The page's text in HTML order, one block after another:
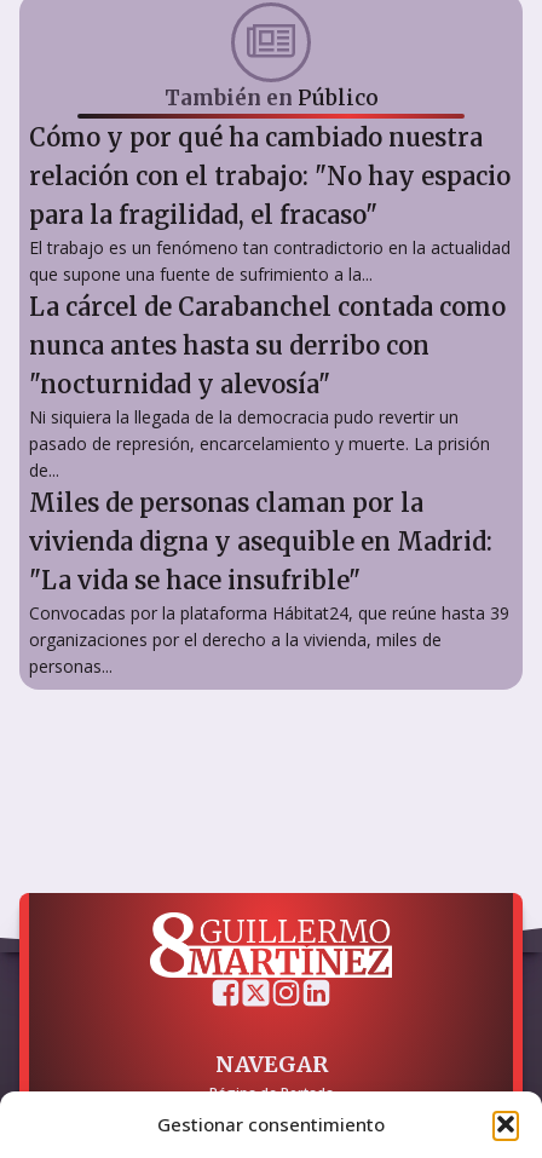
Gestionar consentimiento
También en Público
Cómo y por qué ha cambiado nuestra
relación con el trabajo: "No hay espacio
para la fragilidad, el fracaso"
El trabajo es un fenómeno tan contradictorio en la actualidad
que supone una fuente de sufrimiento a la...
La cárcel de Carabanchel contada como
nunca antes hasta su derribo con
"nocturnidad y alevosía"
Ni siquiera la llegada de la democracia pudo revertir un
pasado de represión, encarcelamiento y muerte. La prisión
de...
Miles de personas claman por la
vivienda digna y asequible en Madrid:
"La vida se hace insufrible"
Convocadas por la plataforma Hábitat24, que reúne hasta 39
organizaciones por el derecho a la vivienda, miles de
personas...
NAVEGAR
Página de Portada